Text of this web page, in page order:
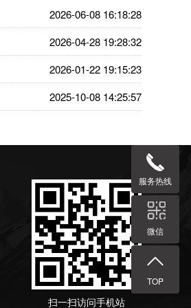
2026-06-08 16:18:28
2026-04-28 19:28:32
2026-01-22 19:15:23
2025-10-08 14:25:57
扫一扫访问手机站
服务热线
微信
TOP